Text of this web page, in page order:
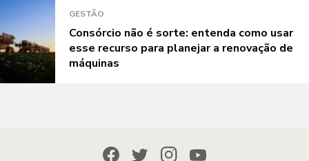
GESTÃO
Consórcio não é sorte: entenda como usar
esse recurso para planejar a renovação de
máquinas